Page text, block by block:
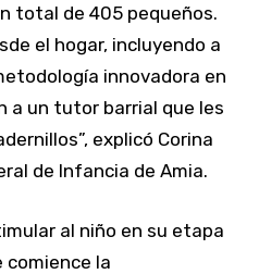
total de 405 pequeños.
el hogar, incluyendo a
innovadora en
a un tutor barrial que les
explicó Corina
de Infancia de Amia.
al niño en su etapa
comience la